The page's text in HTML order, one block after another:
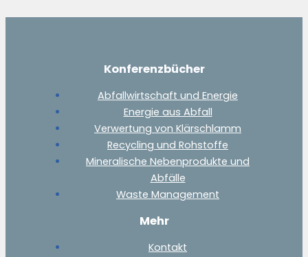
Konferenzbücher
Abfallwirtschaft und Energie
Energie aus Abfall
Verwertung von Klärschlamm
Recycling und Rohstoffe
Mineralische Nebenprodukte und
Abfälle
Waste Management
Mehr
Kontakt